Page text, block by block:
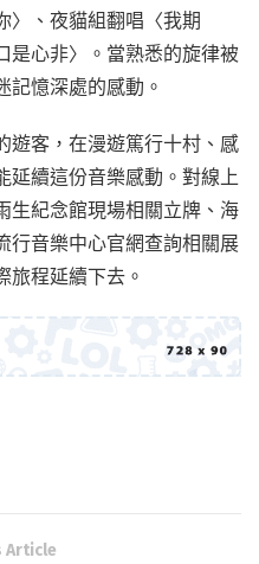
〉、夜貓組翻唱〈我期
是心非〉。當熟悉的旋律被
記憶深處的感動。
遊客，在漫遊篤行十村、感
延續這份音樂感動。對線上
生紀念館現場相關立牌、海
行音樂中心官網查詢相關展
旅程延續下去。
Article